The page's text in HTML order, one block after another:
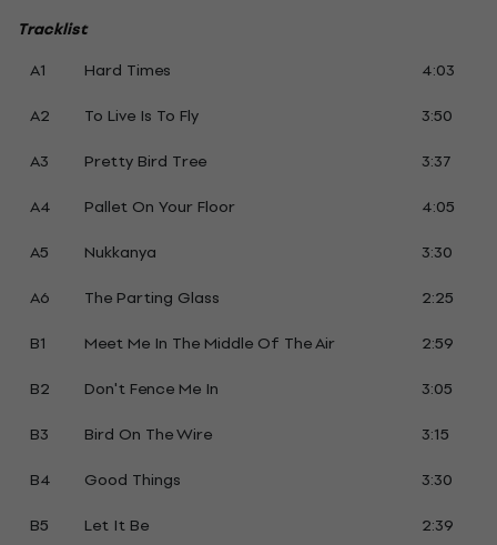
Tracklist
A1
Hard Times
4:03
A2
To Live Is To Fly
3:50
A3
Pretty Bird Tree
3:37
A4
Pallet On Your Floor
4:05
A5
Nukkanya
3:30
A6
The Parting Glass
2:25
B1
Meet Me In The Middle Of The Air
2:59
B2
Don't Fence Me In
3:05
B3
Bird On The Wire
3:15
B4
Good Things
3:30
B5
Let It Be 2:39